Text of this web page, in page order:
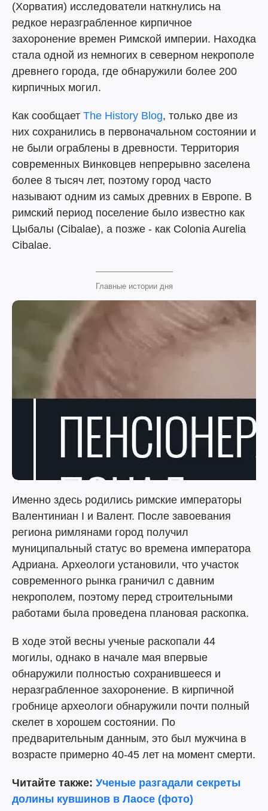
(Хорватия) исследователи наткнулись на
редкое неразграбленное кирпичное
захоронение времен Римской империи. Находка
стала одной из немногих в северном некрополе
древнего города, где обнаружили более 200
кирпичных могил.
Как сообщает The History Blog, только две из
них сохранились в первоначальном состоянии и
не были ограблены в древности. Территория
современных Винковцев непрерывно заселена
более 8 тысяч лет, поэтому город часто
называют одним из самых древних в Европе. В
римский период поселение было известно как
Цыбалы (Cibalae), а позже - как Colonia Aurelia
Cibalae.
Главные истории дня
Именно здесь родились римские императоры
Валентиниан I и Валент. После завоевания
региона римлянами город получил
муниципальный статус во времена императора
Адриана. Археологи установили, что участок
современного рынка граничил с давним
некрополем, поэтому перед строительными
работами была проведена плановая раскопка.
В ходе этой весны ученые раскопали 44
могилы, однако в начале мая впервые
обнаружили полностью сохранившееся и
неразграбленное захоронение. В кирпичной
гробнице археологи обнаружили почти полный
скелет в хорошем состоянии. По
предварительным данным, это был мужчина в
возрасте примерно 40-45 лет на момент смерти.
Читайте также: Ученые разгадали секреты
долины кувшинов в Лаосе (фото)